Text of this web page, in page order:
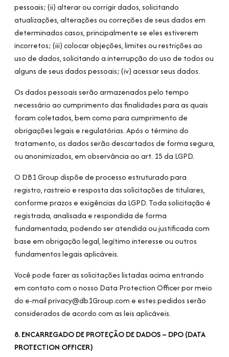
pessoais; (ii) alterar ou corrigir dados, solicitando
atualizações, alterações ou correções de seus dados em
determinados casos, principalmente se eles estiverem
incorretos; (iii) colocar objeções, limites ou restrições ao
uso de dados, solicitando a interrupção do uso de todos ou
alguns de seus dados pessoais; (iv) acessar seus dados.
Os dados pessoais serão armazenados pelo tempo
necessário ao cumprimento das finalidades para as quais
foram coletados, bem como para cumprimento de
obrigações legais e regulatórias. Após o término do
tratamento, os dados serão descartados de forma segura,
ou anonimizados, em observância ao art. 15 da LGPD.
O DB1 Group dispõe de processo estruturado para
registro, rastreio e resposta das solicitações de titulares,
conforme prazos e exigências da LGPD. Toda solicitação é
registrada, analisada e respondida de forma
fundamentada, podendo ser atendida ou justificada com
base em obrigação legal, legítimo interesse ou outros
fundamentos legais aplicáveis.
Você pode fazer as solicitações listadas acima entrando
em contato com o nosso Data Protection Officer por meio
do e-mail privacy@db1Group.com e estes pedidos serão
considerados de acordo com as leis aplicáveis.
8. ENCARREGADO DE PROTEÇÃO DE DADOS – DPO (DATA
PROTECTION OFFICER)